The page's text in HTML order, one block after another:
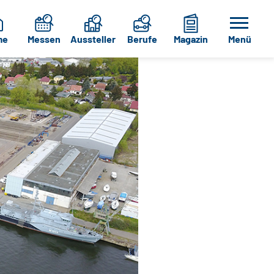
Messen Aussteller Berufe Magazin Menü